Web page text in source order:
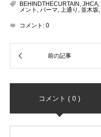
BEHINDTHECURTAIN , JHCA,
メント , パーマ, 上通り , 並木坂,
コメント: 0
コメント ( 0 )